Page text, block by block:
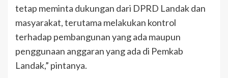
tetap meminta dukungan dari DPRD Landak dan
masyarakat, terutama melakukan kontrol
terhadap pembangunan yang ada maupun
penggunaan anggaran yang ada di Pemkab
Landak,” pintanya.